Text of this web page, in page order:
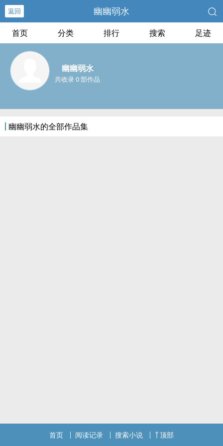
返回 幽幽弱水
首页 分类 排行 搜索 足迹
幽幽弱水
共收录 0 部作品
幽幽弱水的全部作品集
首页 阅读记录 搜索小说 顶部